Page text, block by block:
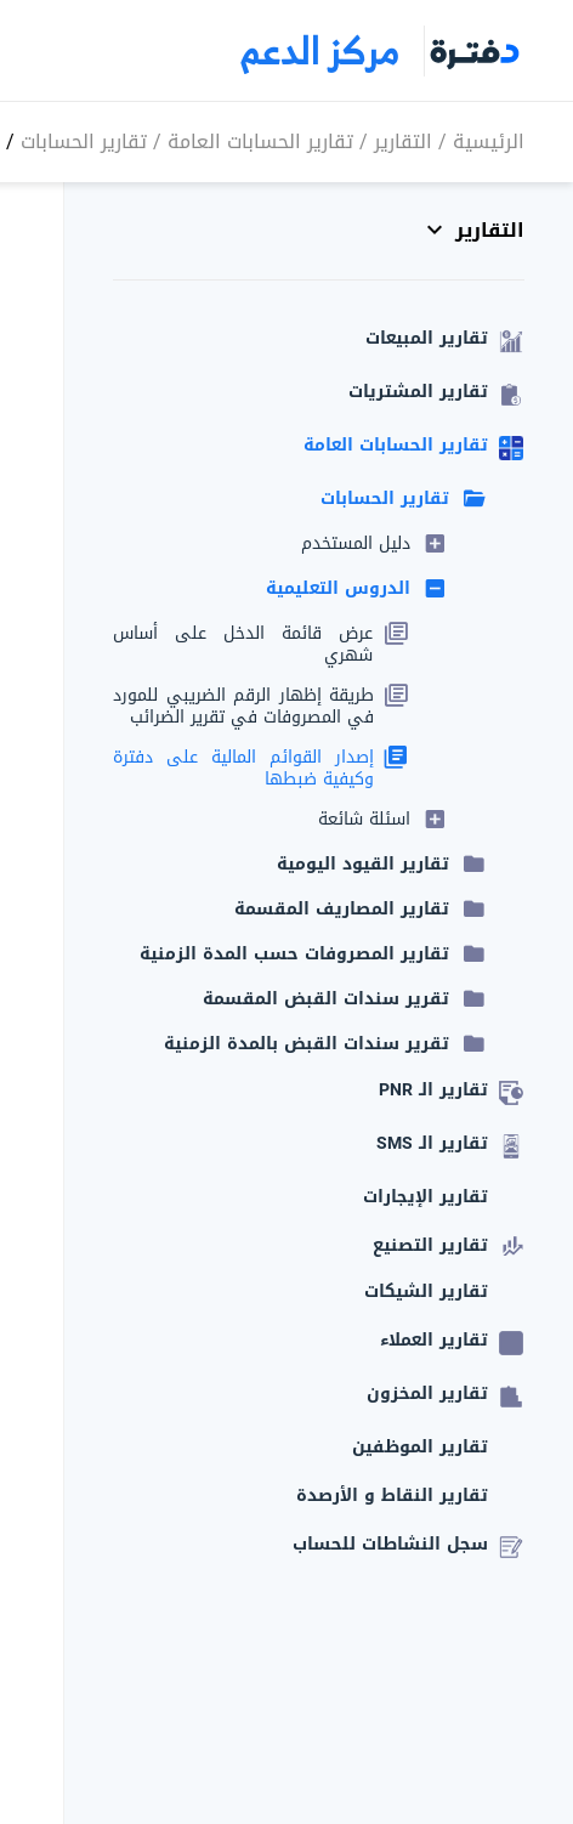
مركز الدعم
الرئيسية / التقارير/تقارير الحسابات العامة /تقارير الحسابات /
التقارير
تقارير المبيعات
تقارير المشتريات
تقارير الحسابات العامة
تقارير الحسابات
دليل المستخدم
الدروس التعليمية
عرض قائمة الدخل على أساس
شهري
طريقة إظهار الرقم الضريبي للمورد
في المصروفات في تقرير الضرائب
إصدار القوائم المالية على دفترة
وكيفية ضبطها
اسئلة شائعة
تقارير القيود اليومية
تقارير المصاريف المقسمة
تقارير المصروفات حسب المدة الزمنية
تقرير سندات القبض المقسمة
تقرير سندات القبض بالمدة الزمنية
تقارير الـ PNR
تقارير الـ SMS
تقارير الإيجارات
تقارير التصنيع
تقارير الشيكات
تقارير العملاء
تقارير المخزون
تقارير الموظفين
تقارير النقاط و الأرصدة
سجل النشاطات للحساب